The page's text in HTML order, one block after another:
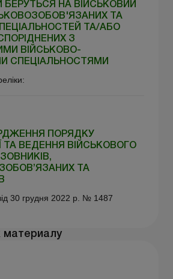
БЕРУТЬСЯ НА ВІЙСЬКОВИЙ
ТА
ТА/АБО
З
ВІЙСЬКОВО-
СПЕЦІАЛЬНОСТЯМИ
ПОРЯДКУ
ТА ВЕДЕННЯ ВІЙСЬКОВОГО
ТА
30 грудня 2022 р. № 1487
материалу